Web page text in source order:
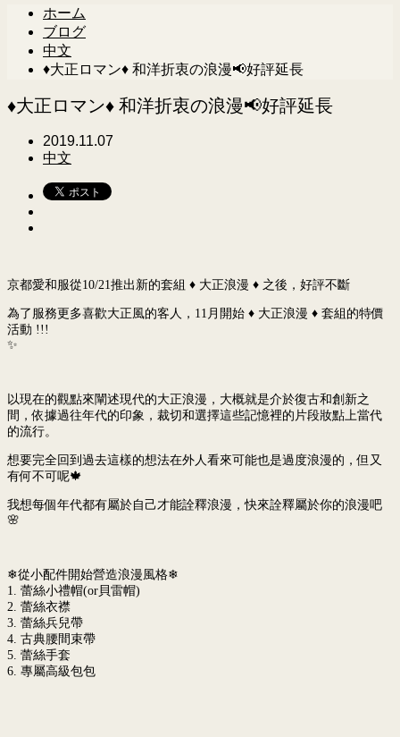
ホーム
ブログ
中文
♦️大正ロマン♦️ 和洋折衷の浪漫📢好評延長
♦️大正ロマン♦️ 和洋折衷の浪漫📢好評延長
2019.11.07
中文
京都愛和服從10/21推出新的套組 ♦️ 大正浪漫 ♦️ 之後，好評不斷
為了服務更多喜歡大正風的客人，11月開始 ♦️ 大正浪漫 ♦️ 套組的特價
活動 !!!
✨
以現在的觀點來闡述現代的大正浪漫，大概就是介於復古和創新之
間，依據過往年代的印象，裁切和選擇這些記憶裡的片段妝點上當代
的流行。
想要完全回到過去這樣的想法在外人看來可能也是過度浪漫的，但又
有何不可呢🍁
我想每個年代都有屬於自己才能詮釋浪漫，快來詮釋屬於你的浪漫吧
🌸
❄從小配件開始營造浪漫風格❄
1. 蕾絲小禮帽(or貝雷帽)
2. 蕾絲衣襟
3. 蕾絲兵兒帶
4. 古典腰間束帶
5. 蕾絲手套
6. 專屬高級包包